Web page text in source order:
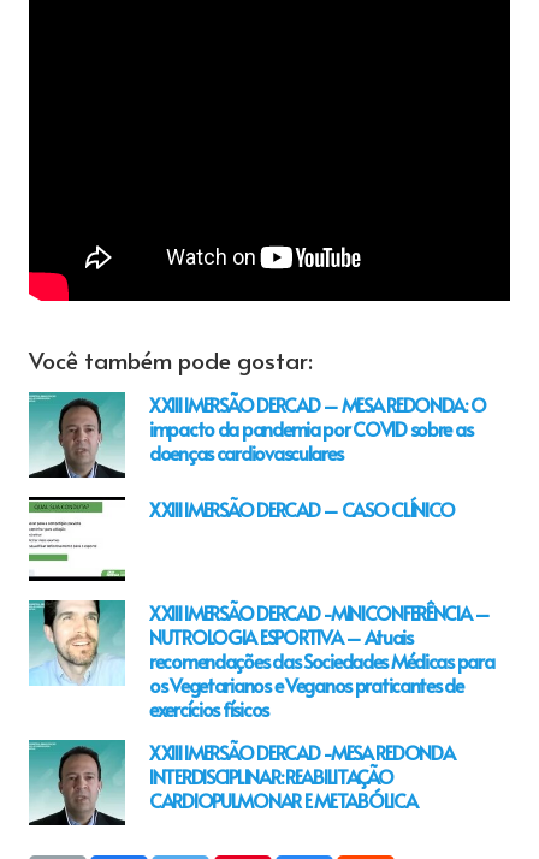
Você também pode gostar:
XXIII IMERSÃO DERCAD – MESA REDONDA: O
impacto da pandemia por COVID sobre as
doenças cardiovasculares
XXIII IMERSÃO DERCAD – CASO CLÍNICO
XXIII IMERSÃO DERCAD -MINICONFERÊNCIA –
NUTROLOGIA ESPORTIVA – Atuais
recomendações das Sociedades Médicas para
os Vegetarianos e Veganos praticantes de
exercícios físicos
XXIII IMERSÃO DERCAD -MESA REDONDA
INTERDISCIPLINAR: REABILITAÇÃO
CARDIOPULMONAR E METABÓLICA